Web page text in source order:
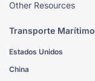
Other Resources
Transporte Marítimo
Estados Unidos
China